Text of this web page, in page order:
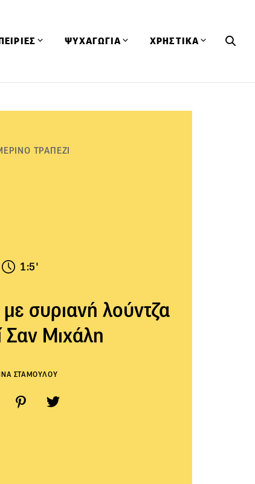
ΨΥΧΑΓΩΓΙΑ ΧΡΗΣΤΙΚΑ
ΤΡΑΠΕΖΙ
1:5'
συριανή λούντζα
Σαν Μιχάλη
ΣΤΑΜΟΥΛΟΥ